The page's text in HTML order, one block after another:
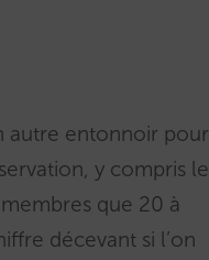
autre entonnoir pour
y compris le
que 20 à
décevant si l’on